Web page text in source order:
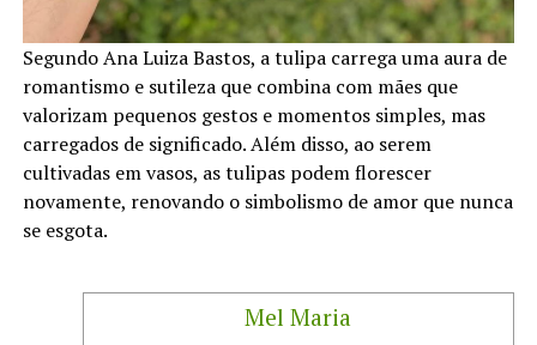
Segundo Ana Luiza Bastos, a tulipa carrega uma aura de
romantismo e sutileza que combina com mães que
valorizam pequenos gestos e momentos simples, mas
carregados de significado. Além disso, ao serem
cultivadas em vasos, as tulipas podem florescer
novamente, renovando o simbolismo de amor que nunca
se esgota.
Mel Maria